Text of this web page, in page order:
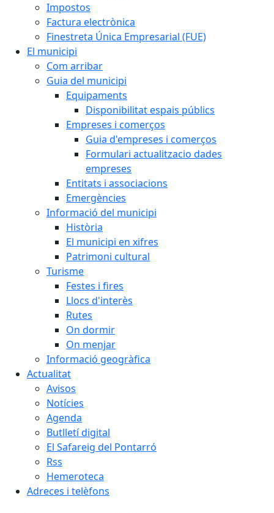
Impostos
Factura electrònica
Finestreta Única Empresarial (FUE)
El municipi
Com arribar
Guia del municipi
Equipaments
Disponibilitat espais públics
Empreses i comerços
Guia d'empreses i comerços
Formulari actualitzacio dades
empreses
Entitats i associacions
Emergències
Informació del municipi
Història
El municipi en xifres
Patrimoni cultural
Turisme
Festes i fires
Llocs d'interès
Rutes
On dormir
On menjar
Informació geogràfica
Actualitat
Avisos
Notícies
Agenda
Butlletí digital
El Safareig del Pontarró
Rss
Hemeroteca
Adreces i telèfons